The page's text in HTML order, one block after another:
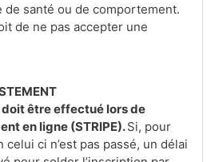
santé ou de comportement.
de ne pas accepter une
être effectué lors de
en ligne (STRIPE).Si, pour
ci n’est pas passé, un délai